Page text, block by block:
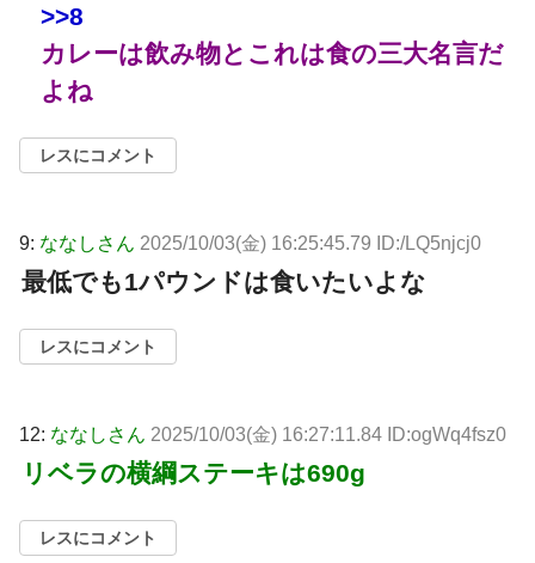
>>8
カレーは飲み物とこれは食の三大名言だ
よね
レスにコメント
9: ななしさん 2025/10/03(金) 16:25:45.79 ID:/LQ5njcj0
最低でも1パウンドは食いたいよな
レスにコメント
12: ななしさん 2025/10/03(金) 16:27:11.84 ID:ogWq4fsz0
リベラの横綱ステーキは690g
レスにコメント